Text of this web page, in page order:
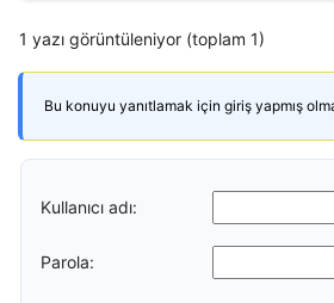
1 yazı görüntüleniyor (toplam 1)
Bu konuyu yanıtlamak için giriş yapmış
Kullanıcı adı:
Parola: